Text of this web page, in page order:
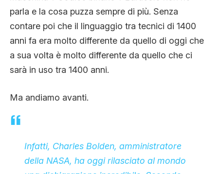
parla e la cosa puzza sempre di più. Senza
contare poi che il linguaggio tra tecnici di 1400
anni fa era molto differente da quello di oggi che
a sua volta è molto differente da quello che ci
sarà in uso tra 1400 anni.
Ma andiamo avanti.
Infatti, Charles Bolden, amministratore
della NASA, ha oggi rilasciato al mondo